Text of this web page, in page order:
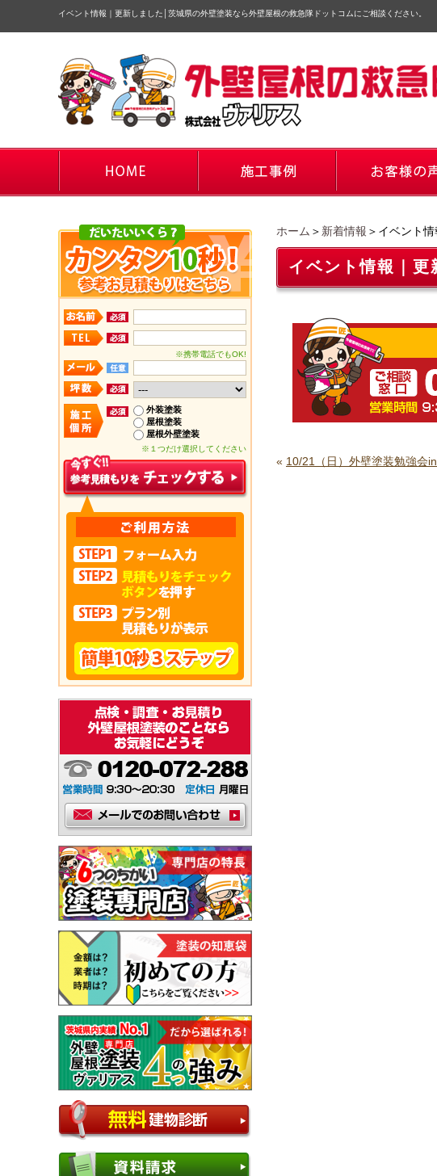
イベント情報｜更新しました 茨城県の外壁塗装なら外壁屋根の救急隊ドットコムにご相談ください。
ホーム ＞ 新着情報 ＞イベント
イベント情報｜更
« 10/21（日）外壁塗装勉強会
※携帯電話でもOK!
外装塗装
屋根塗装
屋根外壁塗装
※１つだけ選択してください